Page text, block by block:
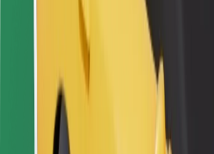
Para propietarios de flota
Para restaurantes
Bolt para empresas
Otros
Proveedores
Términos y Condiciones